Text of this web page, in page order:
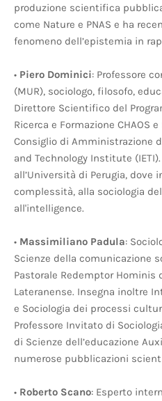
produzione scientifica
come Nature e PNAS e ha
fenomeno dell’epistemia in
• Piero Dominici: Professore
(MUR), sociologo, filosofo,
Direttore Scientifico del
Ricerca e Formazione CHAOS
Consiglio di Amministrazione
and Technology Institute
all’Università di Perugia, dove
complessità, alla sociologia
all'intelligence.
• Massimiliano Padula:
Scienze della comunicazione
Pastorale Redemptor
Lateranense. Insegna inoltre
e Sociologia dei processi
Professore Invitato di
di Scienze dell’educazione
numerose pubblicazioni
• Roberto Scano: Esperto